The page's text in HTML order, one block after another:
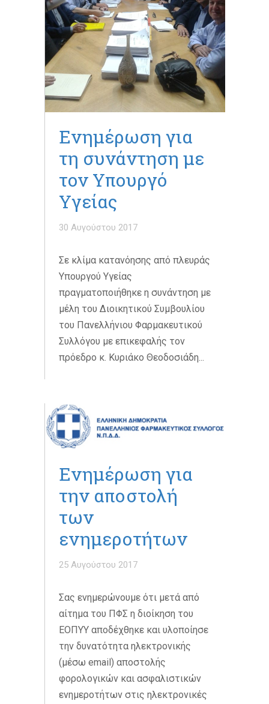
Ενημέρωση για
τη συνάντηση με
τον Υπουργό
Υγείας
30 Αυγούστου 2017
Σε κλίμα κατανόησης από πλευράς
Υπουργού Υγείας
πραγματοποιήθηκε η συνάντηση με
μέλη του Διοικητικού Συμβουλίου
του Πανελλήνιου Φαρμακευτικού
Συλλόγου με επικεφαλής τον
πρόεδρο κ. Κυριάκο Θεοδοσιάδη...
Ενημέρωση για
την αποστολή
των
ενημεροτήτων
25 Αυγούστου 2017
Σας ενημερώνουμε ότι μετά από
αίτημα του ΠΦΣ η διοίκηση του
ΕΟΠΥΥ αποδέχθηκε και υλοποίησε
την δυνατότητα ηλεκτρονικής
(μέσω email) αποστολής
φορολογικών και ασφαλιστικών
ενημεροτήτων στις ηλεκτρονικές